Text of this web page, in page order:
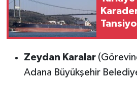
Zeydan Karalar
Adana Büyükşehir